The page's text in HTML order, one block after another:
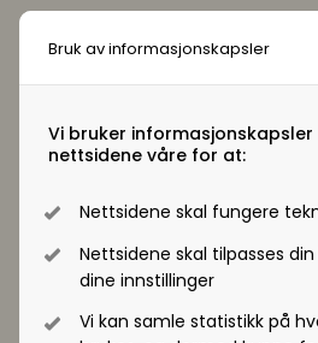
Bruk av informasjonskapsler
Vi bruker
nettsidene våre for at:
Nettsidene skal fungere
Nettsidene skal tilpasses
dine innstillinger
Vi kan samle statistikk på
Nettside